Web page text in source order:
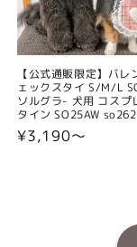
【公式通販限定】バレ
ェックスタイ S/M/L
ソルグラ- 犬用 コスプ
タイン SO25AW
通
¥3,190〜